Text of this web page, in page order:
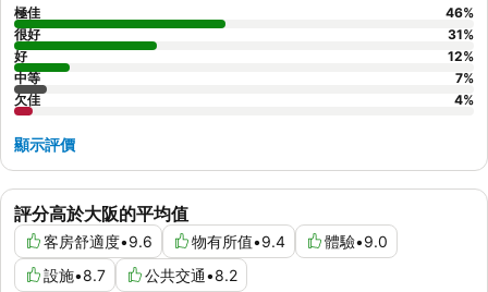
評分高於大阪的平均值
客房舒適度•9.6 物有所值•9.4 體驗•9.0
設施•8.7 公共交通•8.2
極佳 46%
很好
31%
好
12%
中等
7%
欠佳
4%
顯示評價